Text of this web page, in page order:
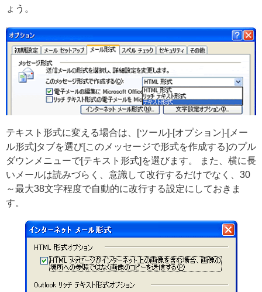
ょう。
テキスト形式に変える場合は、[ツール]-[オプション]-[メー
ル形式]タブを選び[このメッセージで形式を作成する]のプル
ダウンメニューで[テキスト形式]を選びます。 また、横に長
いメールは読みづらく、意識して改行するだけでなく、30
～最大38文字程度で自動的に改行する設定にしておきま
す。